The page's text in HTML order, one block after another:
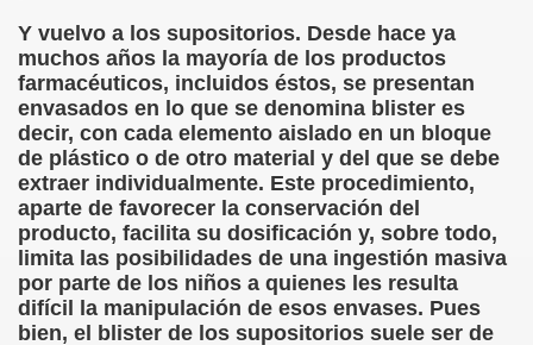
Y vuelvo a los supositorios. Desde hace ya
muchos años la mayoría de los productos
farmacéuticos, incluidos éstos, se presentan
envasados en lo que se denomina blister es
decir, con cada elemento aislado en un bloque
de plástico o de otro material y del que se debe
extraer individualmente. Este procedimiento,
aparte de favorecer la conservación del
producto, facilita su dosificación y, sobre todo,
limita las posibilidades de una ingestión masiva
por parte de los niños a quienes les resulta
difícil la manipulación de esos envases. Pues
bien, el blister de los supositorios suele ser de